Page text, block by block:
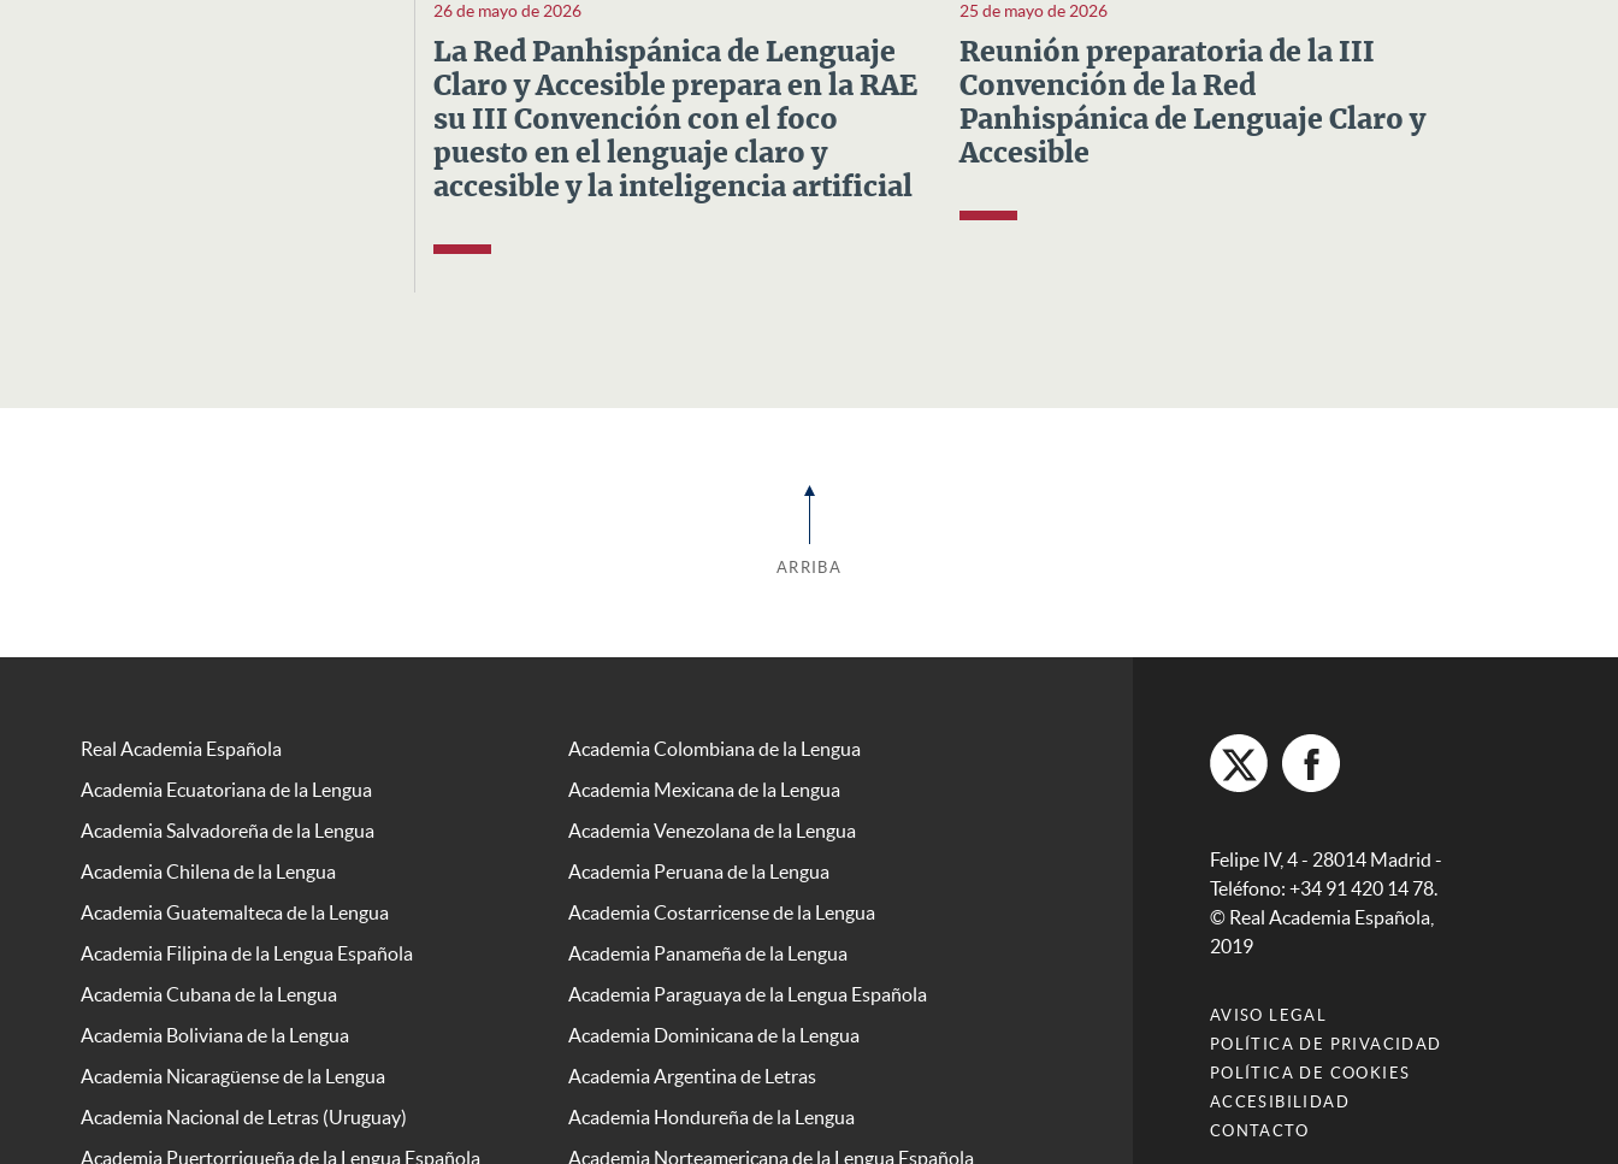
26 de mayo de 2026
La Red Panhispánica de Lenguaje
Claro y Accesible prepara en la RAE
su III Convención con el foco
puesto en el lenguaje claro y
accesible y la inteligencia artificial
25 de mayo de 2026
Reunión preparatoria de la III
Convención de la Red
Panhispánica de Lenguaje Claro y
Accesible
ARRIBA
Real Academia Española
Academia Colombiana de la Lengua
Academia Ecuatoriana de la Lengua
Academia Mexicana de la Lengua
Academia Salvadoreña de la Lengua
Academia Venezolana de la Lengua
Academia Chilena de la Lengua
Academia Peruana de la Lengua
Academia Guatemalteca de la Lengua
Academia Costarricense de la Lengua
Academia Filipina de la Lengua Española
Academia Panameña de la Lengua
Academia Cubana de la Lengua
Academia Paraguaya de la Lengua Española
Academia Boliviana de la Lengua
Academia Dominicana de la Lengua
Academia Nicaragüense de la Lengua
Academia Argentina de Letras
Academia Nacional de Letras (Uruguay)
Academia Hondureña de la Lengua
Academia Puertorriqueña de la Lengua Española
Academia Norteamericana de la Lengua Española
Felipe IV, 4 - 28014 Madrid -
Teléfono: +34 91 420 14 78.
© Real Academia Española,
2019
AVISO LEGAL
POLÍTICA DE PRIVACIDAD
POLÍTICA DE COOKIES
ACCESIBILIDAD
CONTACTO